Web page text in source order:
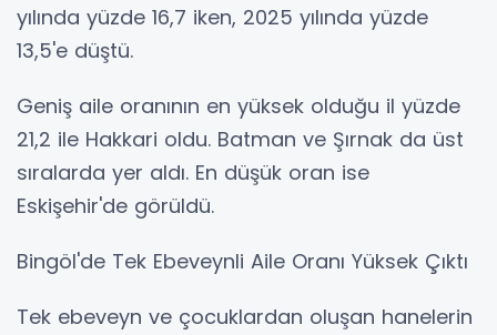
yılında yüzde 16,7 iken, 2025 yılında yüzde
13,5'e düştü.
Geniş aile oranının en yüksek olduğu il yüzde
21,2 ile Hakkari oldu. Batman ve Şırnak da üst
sıralarda yer aldı. En düşük oran ise
Eskişehir'de görüldü.
Bingöl'de Tek Ebeveynli Aile Oranı Yüksek Çıktı
Tek ebeveyn ve çocuklardan oluşan hanelerin